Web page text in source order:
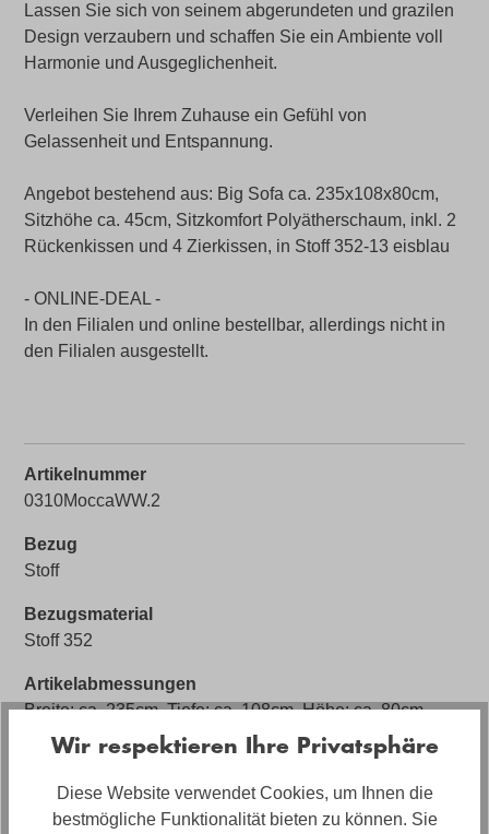
Lassen Sie sich von seinem abgerundeten und grazilen
Design verzaubern und schaffen Sie ein Ambiente voll
Harmonie und Ausgeglichenheit.
Verleihen Sie Ihrem Zuhause ein Gefühl von
Gelassenheit und Entspannung.
Angebot bestehend aus: Big Sofa ca. 235x108x80cm,
Sitzhöhe ca. 45cm, Sitzkomfort Polyätherschaum, inkl. 2
Rückenkissen und 4 Zierkissen, in Stoff 352-13 eisblau
- ONLINE-DEAL -
In den Filialen und online bestellbar, allerdings nicht in
den Filialen ausgestellt.
Artikelnummer
0310MoccaWW.2
Bezug
Stoff
Bezugsmaterial
Stoff 352
Artikelabmessungen
Breite: ca. 235cm, Tiefe: ca. 108cm, Höhe: ca. 80cm
Sitzhöhe
Polstermaterial
Wir respektieren Ihre Privatsphäre
Diese Website verwendet Cookies, um Ihnen die
bestmögliche Funktionalität bieten zu können. Sie